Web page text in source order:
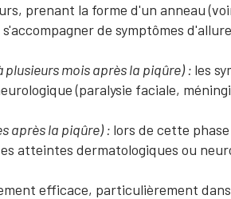
prenant la forme d'un anneau
de symptômes
mois après la piqûre) : les
(paralysie faciale,
après la piqûre) : lors de cette
atteintes dermatologiques ou
efficace, particulièrement dans